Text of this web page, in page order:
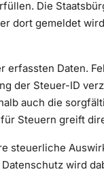
Die
dort gemeldet
erfassten Daten.
der Steuer-ID
auch die
Steuern greift
steuerliche
wird